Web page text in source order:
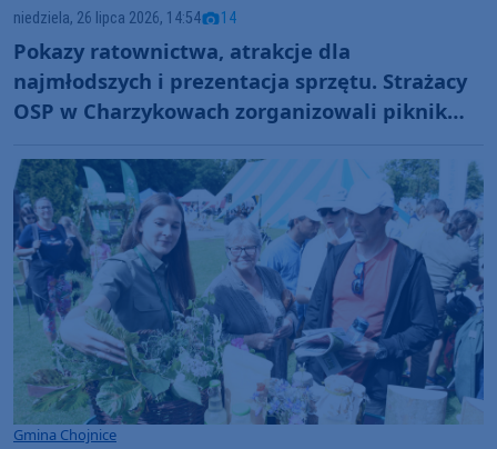
niedziela, 26 lipca 2026, 14:54 14
Pokazy ratownictwa, atrakcje dla
najmłodszych i prezentacja sprzętu. Strażacy
OSP w Charzykowach zorganizowali piknik
Gmina Chojnice